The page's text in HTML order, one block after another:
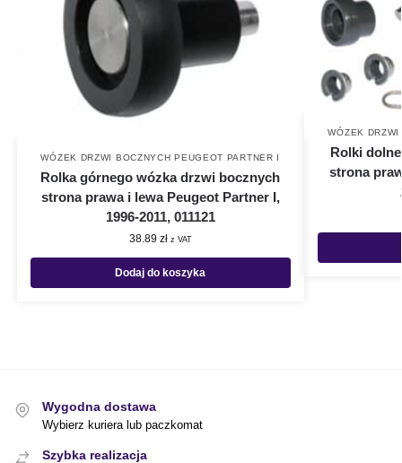
WÓZEK DRZWI BOCZNYCH PEUGEOT PARTNER I
Rolka górnego wózka drzwi bocznych
strona prawa i lewa Peugeot Partner I,
1996-2011, 011121
38.89 zł z VAT
Dodaj do koszyka
WÓZEK
Rolki
strona
Wygodna dostawa
Wybierz kuriera lub paczkomat
Szybka realizacja